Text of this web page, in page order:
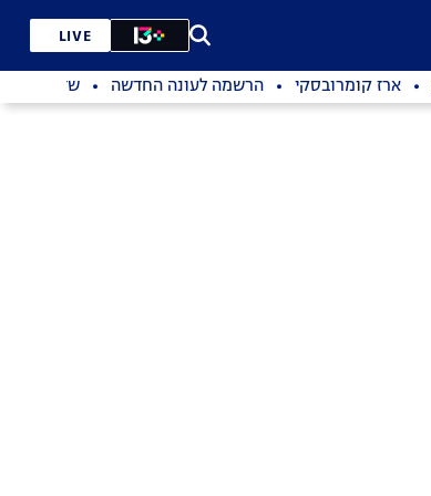
LIVE
ארז קומרובסקי הרשמה לעונה החדשה שדרוג